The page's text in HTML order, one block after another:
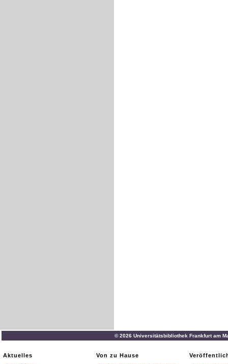
© 2026 Universitätsbibliothek Frankfurt am
Aktuelles
Von zu Hause